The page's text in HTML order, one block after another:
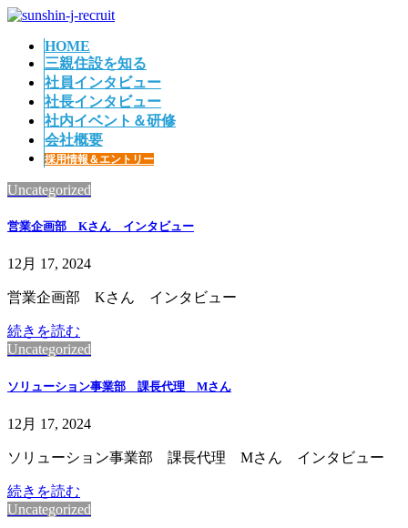
コ
プ
ナ
動
HOME
三親住設を知る
社員インタビュー
社長インタビュー
社内イベント＆研修
会社概要
採用情報＆エントリー
Uncategorized
営業企画部 Kさん インタビュー
12月 17, 2024
営業企画部 Kさん インタビュー
続きを読む
Uncategorized
ソリューション事業部 課長代理 Mさん
12月 17, 2024
ソリューション事業部 課長代理 Mさん インタビュー
続きを読む
Uncategorized